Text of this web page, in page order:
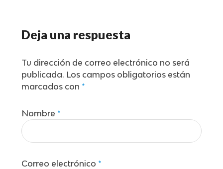
Deja una respuesta
Tu dirección de correo electrónico no será
publicada. Los campos obligatorios están
marcados con *
Nombre *
Correo electrónico *